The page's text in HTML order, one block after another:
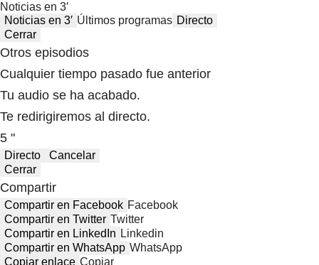
Noticias en 3′
Noticias en 3′ Últimos programas Directo
Cerrar
Otros episodios
Cualquier tiempo pasado fue anterior
Tu audio se ha acabado.
Te redirigiremos al directo.
5 "
Directo
Cancelar
Cerrar
Compartir
Compartir en Facebook Facebook
Compartir en Twitter Twitter
Compartir en LinkedIn Linkedin
Compartir en WhatsApp WhatsApp
Copiar enlace Copiar